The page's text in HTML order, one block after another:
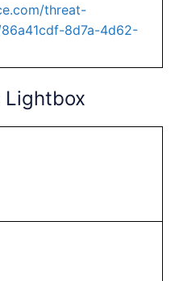
threat-
8d7a-4d62-
Lightbox